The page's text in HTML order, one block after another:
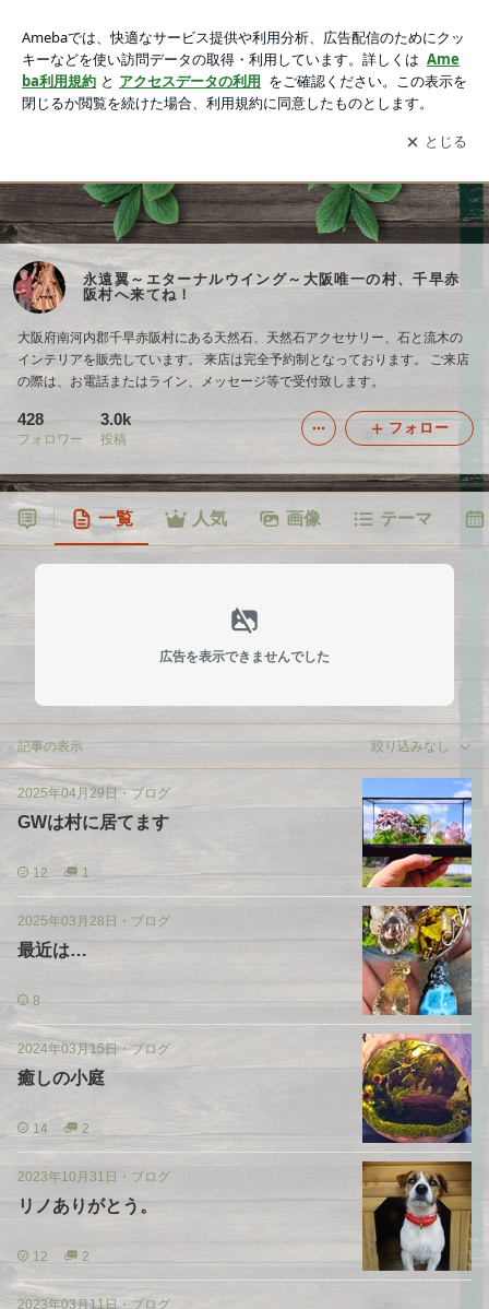
てね！
アプリをダウンロードして ブログの更新通知
を受け取りまし
ょう。
開く
永遠翼～エターナルウイング～大阪唯一の村、千早赤
阪村へ来てね！
大阪府南河内郡千早赤阪村にある天然石、天然石アクセサリー、石と流木の
インテリアを販売しています。 来店は完全予約制となっております。 ご来店
の際は、お電話またはライン、メッセージ等で受付致します。
428
フォロワー
3.0k
投稿
フォロー
一覧 人気 画像 テーマ
広告を表示できませんでした
記事の表示 絞り込みなし
2025年04月29日・ブログ
GWは村に居てます
12 1
2025年03月28日 ・ ブログ
最近は…
8
2024年03月15日・ブログ
癒しの小庭
14 2
2023年10月31日 ・ ブログ
リノありがとう。
12 2
2023年03月11日・ ブログ